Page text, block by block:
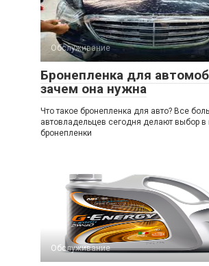
Обслуживание
Бронепленка для
зачем она нужна
Что такое бронепленка для авто? Все
автовладельцев сегодня делают выбор в
бронепленки
Обслуживание